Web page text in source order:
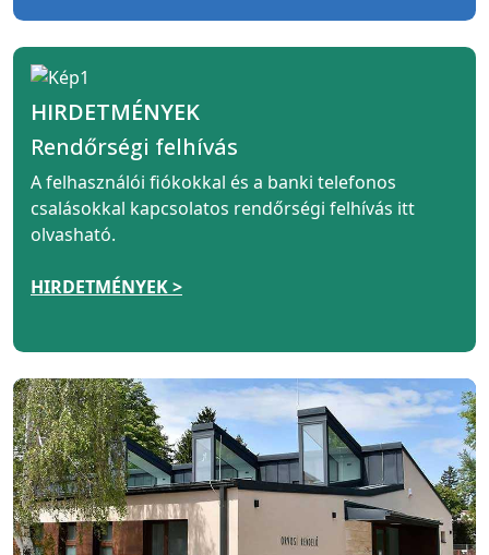
HIRDETMÉNYEK
Rendőrségi felhívás
A felhasználói fiókokkal és a banki telefonos
csalásokkal kapcsolatos rendőrségi felhívás itt
olvasható.
HIRDETMÉNYEK >